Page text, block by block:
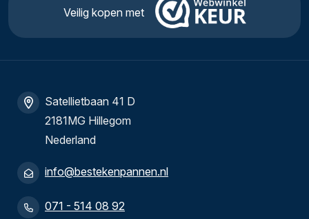
Veilig kopen met
Satellietbaan 41 D
2181MG Hillegom
Nederland
info@bestekenpannen.nl
071 - 514 08 92